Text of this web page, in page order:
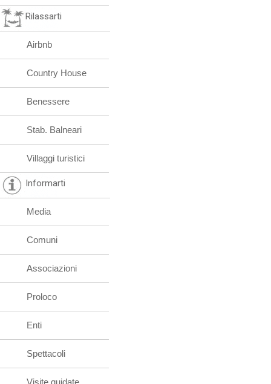
Rilassarti
Airbnb
Country House
Benessere
Stab. Balneari
Villaggi turistici
Informarti
Media
Comuni
Associazioni
Proloco
Enti
Spettacoli
Visite guidate